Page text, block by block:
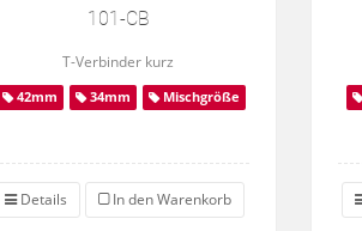
101-CB
T-Verbinder kurz
42mm 34mm Mischgröße
Details In den Warenkorb